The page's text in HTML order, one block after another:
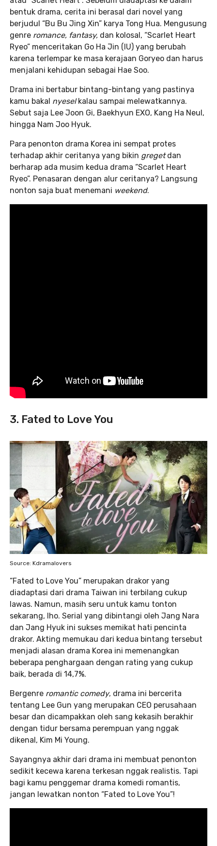
bentuk drama, cerita ini berasal dari novel yang
berjudul “Bu Bu Jing Xin” karya Tong Hua. Mengusung
genre romance, fantasy, dan kolosal, “Scarlet Heart
Ryeo” menceritakan Go Ha Jin (IU) yang berubah
karena terlempar ke masa kerajaan Goryeo dan harus
menjalani kehidupan sebagai Hae Soo.
Drama ini bertabur bintang-bintang yang pastinya
kamu bakal nyeselkalau sampai melewatkannya.
Sebut saja Lee Joon Gi, Baekhyun EXO, Kang Ha Neul,
hingga Nam Joo Hyuk.
Para penonton drama Korea ini sempat protes
terhadap akhir ceritanya yang bikin gregetdan
berharap ada musim kedua drama “Scarlet Heart
Ryeo”. Penasaran dengan alur ceritanya? Langsung
nonton saja buat menemani weekend.
3. Fated to Love You
Source: Kdramalovers
“Fated to Love You” merupakan drakor yang
diadaptasi dari drama Taiwan ini terbilang cukup
lawas. Namun, masih seru untuk kamu tonton
sekarang, lho. Serial yang dibintangi oleh Jang Nara
dan Jang Hyuk ini sukses memikat hati pencinta
drakor. Akting memukau dari kedua bintang tersebut
menjadi alasan drama Korea ini memenangkan
beberapa penghargaan dengan rating yang cukup
baik, berada di 14,7%.
Bergenre romantic comedy, drama ini bercerita
tentang Lee Gun yang merupakan CEO perusahaan
besar dan dicampakkan oleh sang kekasih berakhir
dengan tidur bersama perempuan yang nggak
dikenal, Kim Mi Young.
Sayangnya akhir dari drama ini membuat penonton
sedikit kecewa karena terkesan nggak realistis. Tapi
bagi kamu penggemar drama komedi romantis,
jangan lewatkan nonton “Fated to Love You”!